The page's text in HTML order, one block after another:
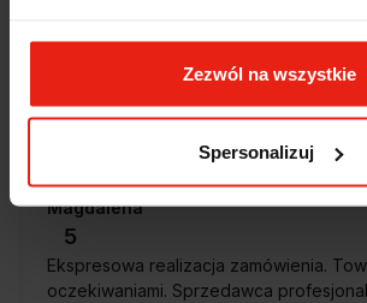
Zezwól na wszystkie
Spersonalizuj
Jestem zaskoczona, że ta paczka
szybko. Paczka dotarła cała i zdrowa.
klienta.
Magdalena
5
Ekspresowa realizacja zamówienia.
oczekiwaniami. Sprzedawca